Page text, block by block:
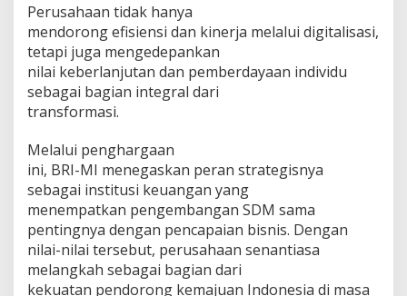
Perusahaan tidak hanya
mendorong efisiensi dan kinerja melalui digitalisasi,
tetapi juga mengedepankan
nilai keberlanjutan dan pemberdayaan individu
sebagai bagian integral dari
transformasi.
Melalui penghargaan
ini, BRI-MI menegaskan peran strategisnya
sebagai institusi keuangan yang
menempatkan pengembangan SDM sama
pentingnya dengan pencapaian bisnis. Dengan
nilai-nilai tersebut, perusahaan senantiasa
melangkah sebagai bagian dari
kekuatan pendorong kemajuan Indonesia di masa